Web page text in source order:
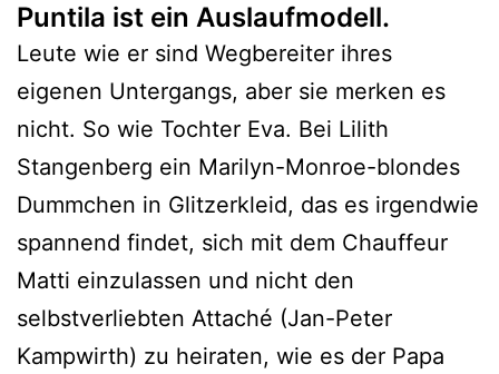
Puntila ist ein Auslaufmodell.
Leute wie er sind Wegbereiter ihres
eigenen Untergangs, aber sie merken es
nicht. So wie Tochter Eva. Bei Lilith
Stangenberg ein Marilyn-Monroe-blondes
Dummchen in Glitzerkleid, das es irgendwie
spannend findet, sich mit dem Chauffeur
Matti einzulassen und nicht den
selbstverliebten Attaché (Jan-Peter
Kampwirth) zu heiraten, wie es der Papa